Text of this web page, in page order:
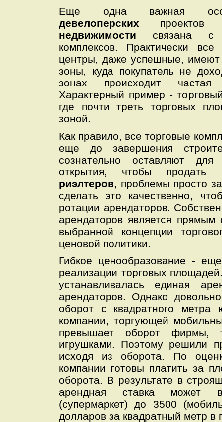
Еще одна важная
девелоперских
недвижимости связана с
комплексов. Практически
центры, даже успешные,
зоны, куда покупатель не
зонах происходит частая
Характерный пример -
где почти треть торговых
зоной.
Как правило, все торговые
еще до завершения
сознательно оставляют
открытия, чтобы
риэлтеров, проблемы просто
сделать это качественно,
ротации арендаторов.
арендаторов является прямым
выбранной концепции
ценовой политики.
Гибкое ценообразование -
реализации торговых
устанавливалась единая
арендаторов. Однако
оборот с квадратного метра
компании, торгующей
превышает оборот фирмы,
игрушками. Поэтому решили
исходя из оборота. По
компании готовы платить за
оборота. В результате в
арендная ставка может
(супермаркет) до 3500
долларов за квадратный метр в